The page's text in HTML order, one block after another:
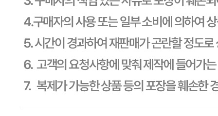
상세페이지참고
제조연월일
상세페이지참고
소비기한
본 제품은 제품입고일별 소비기한 또는 품질유지기한이 상이
하므로, 필요시 고객센터로 문의하여 주십시오. 제조일로부
터 365일 까지
포장단위별 용량(중량)
상세페이지참고